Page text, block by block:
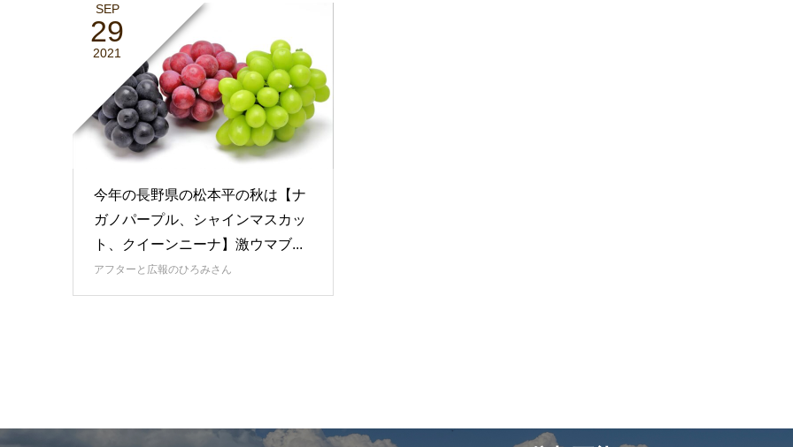
SEP
29
2021
今年の長野県の松本平の秋は【ナ
ガノパープル、シャインマスカッ
ト、クイーンニーナ】激ウマブ...
アフターと広報のひろみさん